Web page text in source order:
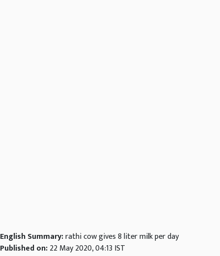
English Summary:rathi cow gives 8 liter milk per day
Published on:22 May 2020, 04:13 IST